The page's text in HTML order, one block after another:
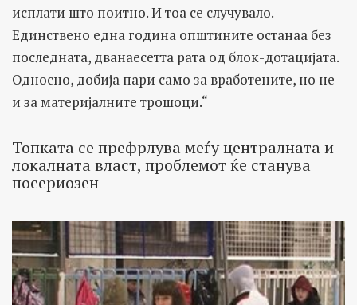
исплати што поитно. И тоа се случувало.
Единствено една година општините останаа без
последната, дванаесетта рата од блок-дотацијата.
Односно, добија пари само за вработените, но не
и за материјалните трошоци.“
Топката се префрлува меѓу централната и
локалната власт, проблемот ќе станува
посериозен